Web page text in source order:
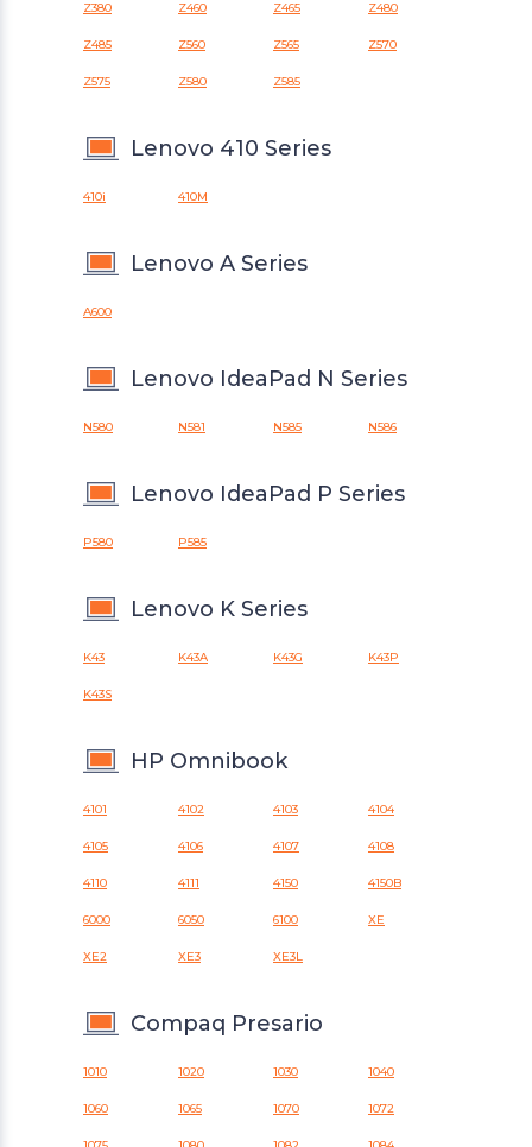
Z380 Z460 Z465 Z480
Z485 Z560 Z565 Z570
Z575 Z580 Z585
Lenovo 410 Series
410i 410M
Lenovo A Series
A600
Lenovo IdeaPad N Series
N580 N581 N585 N586
Lenovo IdeaPad P Series
P580 P585
Lenovo K Series
K43 K43A K43G K43P
K43S
HP Omnibook
4101 4102 4103 4104
4105 4106 4107 4108
4110 4111 4150 4150B
6000 6050 6100 XE
XE2 XE3 XE3L
Compaq Presario
1010 1020 1030 1040
1060 1065 1070 1072